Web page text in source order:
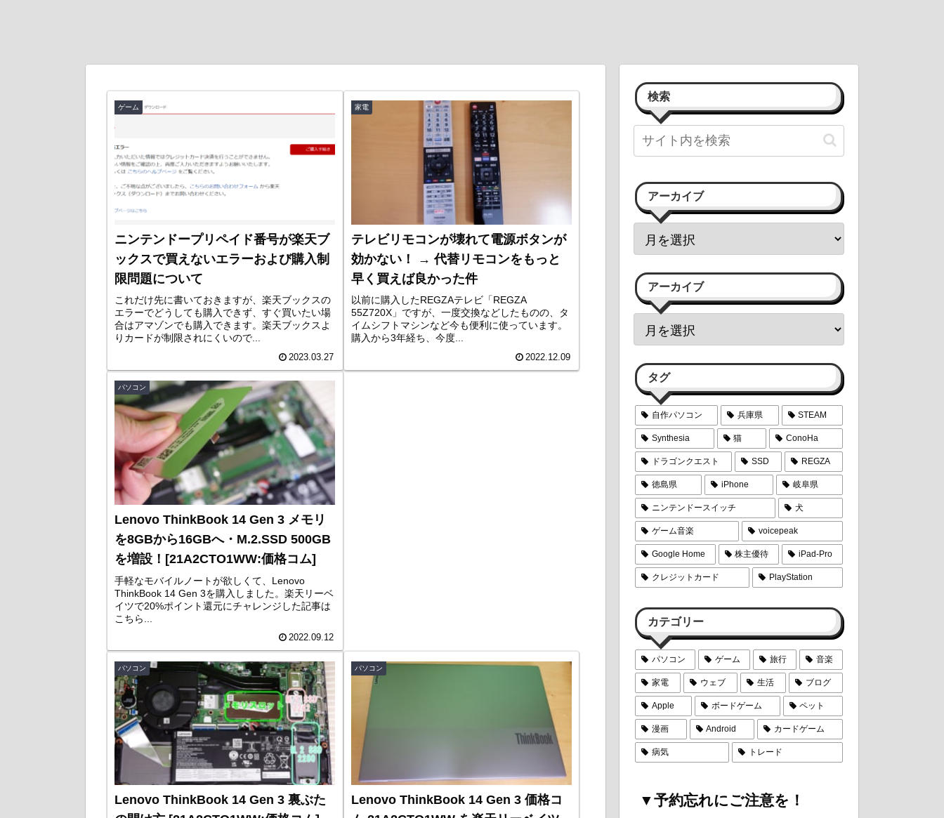
ゲーム
ニンテンドープリペイド番号が楽天ブ
ックスで買えないエラーおよび購入制
限問題について
これだけ先に書いておきますが、楽天ブックスの
エラーでどうしても購入できず、すぐ買いたい場
合はアマゾンでも購入できます。楽天ブックスよ
りカードが制限されにくいので...
2023.03.27
家電
テレビリモコンが壊れて電源ボタンが
効かない！ → 代替リモコンをもっと
早く買えば良かった件
以前に購入したREGZAテレビ「REGZA
55Z720X」ですが、一度交換などしたものの、タ
イムシフトマシンなど今も便利に使っています。
購入から3年経ち、今度...
2022.12.09
パソコン
Lenovo ThinkBook 14 Gen 3 メモリ
を8GBから16GBへ・M.2.SSD 500GB
を増設！[21A2CTO1WW:価格コム]
手軽なモバイルノートが欲しくて、Lenovo
ThinkBook 14 Gen 3を購入しました。楽天リーベ
イツで20%ポイント還元にチャレンジした記事は
こちら...
2022.09.12
パソコン
Lenovo ThinkBook 14 Gen 3 裏ぶた
パソコン
Lenovo ThinkBook 14 Gen 3 価格コ
検索
アーカイブ
アーカイブ
タグ
自作パソコン 兵庫県 STEAM
Synthesia 猫 ConoHa
ドラゴンクエスト SSD REGZA
徳島県 iPhone 岐阜県
ニンテンドースイッチ 犬
ゲーム音楽 voicepeak
Google Home 株主優待 iPad-Pro
クレジットカード PlayStation
カテゴリー
パソコン ゲーム 旅行 音楽
家電 ウェブ 生活 ブログ
Apple ボードゲーム ペット
漫画 Android カードゲーム
病気 トレード
▼予約忘れにご注意を！